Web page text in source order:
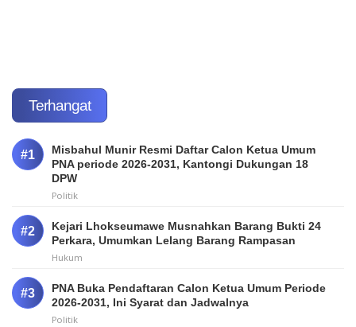
Terhangat
Misbahul Munir Resmi Daftar Calon Ketua Umum
PNA periode 2026-2031, Kantongi Dukungan 18
DPW
Politik
Kejari Lhokseumawe Musnahkan Barang Bukti 24
Perkara, Umumkan Lelang Barang Rampasan
Hukum
PNA Buka Pendaftaran Calon Ketua Umum Periode
2026-2031, Ini Syarat dan Jadwalnya
Politik